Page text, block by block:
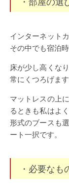
インターネット
その中でも宿泊
床が少し高くな
常にくつろげます
マットレスの上
るときも私はよ
形式のブースも
ート一択です。
・必要なも